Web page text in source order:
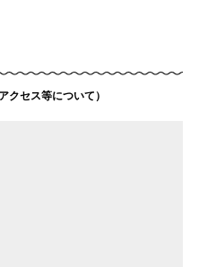
クセス等について）